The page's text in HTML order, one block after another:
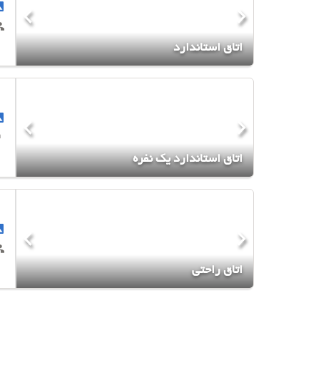
اتاق استاندارد
اتاق استاندارد یک نفره
اتاق راحتی